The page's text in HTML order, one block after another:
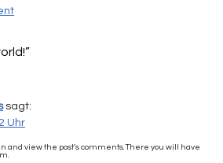
sagt:
Uhr
and view the post's comments. There you will have